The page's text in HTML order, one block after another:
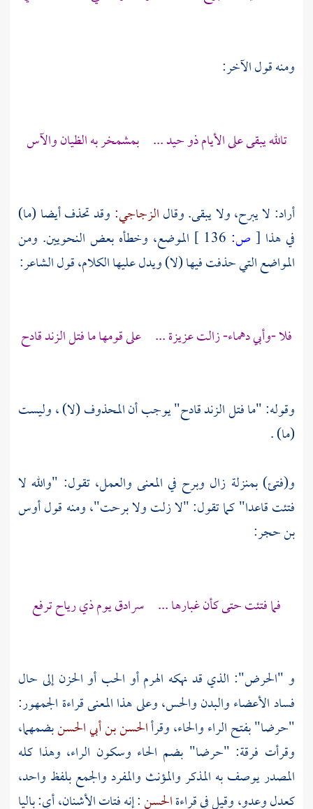
ومنه قول الآخر:
تالله يبقى على الأيام ذو حيد ... بمشمخر به الظيان والآس
أراد: لا يبرح، ولا يبقى. وقالالزجاجي: وقد تحذف أيضا (ما)
في هذا [ ص:
الموضع، وخطأه بعض النحويين. ومن
المواضع التي حذفت فيها (لا) ويدل عليها الكلام، قول الشاعر:
فلا -وأبي دهماء- زالت عزيزة ... على قومها ما فتل الزند قادح
وقوله: "ما فتل الزند قادح" يوجب أن المحذوف (لا) ، وليست
(ما) .
و(فتئ) بمنزلة زال وبرح في المعنى والعمل، تقول: "والله لا
فتئت قاعدا" كما تقول: "لا زلت ولا برحت"، ومنه قولأوس
بن حجر:
فما فتئت حتى كأن غبارها ... سرادق يوم ذي رياح ترفع
و "الحرض": الذي قد نهكه الهرم أو الحب أو الحزن إلى حال
فساد الأعضاء والبدن والحس، وعلى هذا المعنى قراءة الجمهور:
"حرضا" بفتح الراء والحاء، وقرأالحسن بن أبي الحسنبضمهما،
وقرأت فرقة: "حرضا" بضم الحاء وسكون الراء، وهذا كله
المصدر يوصف به المذكر والمؤنث والمفرد والجمع بلفظ واحد،
كعدل وعدو، وقيل في قراءةالحسن: إنه فتات الأشنان، أي: باليا